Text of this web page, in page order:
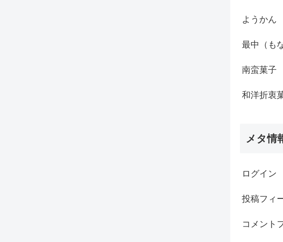
ようかん
最中（も
南蛮菓子
和洋折衷
メタ情
ログイン
投稿フィ
コメント